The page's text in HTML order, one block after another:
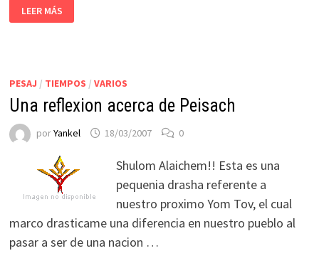
LEER MÁS
PESAJ / TIEMPOS / VARIOS
Una reflexion acerca de Peisach
porYankel 18/03/2007 0
Shulom Alaichem!! Esta es una
pequenia drasha referente a
nuestro proximo Yom Tov, el cual
marco drasticame una diferencia en nuestro pueblo al
pasar a ser de una nacion …